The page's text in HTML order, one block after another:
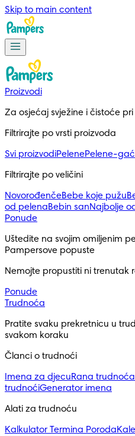
Skip to main content
Proizvodi
Za osjećaj svježine i čistoće
Filtrirajte po vrsti proizvoda
Svi proizvodiPelenePelene-
Filtrirajte po veličini
NovorođenčeBebe koje pužu
od pelenaBebin sanNajbolje
Ponude
Uštedite na svojim omiljenim
Pampersove popuste
Nemojte propustiti ni trenutak
Ponude
Trudnoća
Pratite svaku prekretnicu u
svakom koraku
Članci o trudnoći
Imena za djecuRana trudnoća
trudnoćiGenerator imena
Alati za trudnoću
Kalkulator Termina Poroda